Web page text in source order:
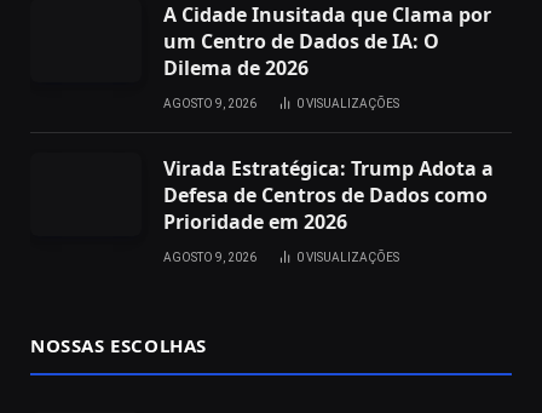
A Cidade Inusitada que Clama por
um Centro de Dados de IA: O
Dilema de 2026
AGOSTO 9, 2026 0VISUALIZAÇÕES
Virada Estratégica: Trump Adota a
Defesa de Centros de Dados como
Prioridade em 2026
AGOSTO 9, 2026 0VISUALIZAÇÕES
NOSSAS ESCOLHAS